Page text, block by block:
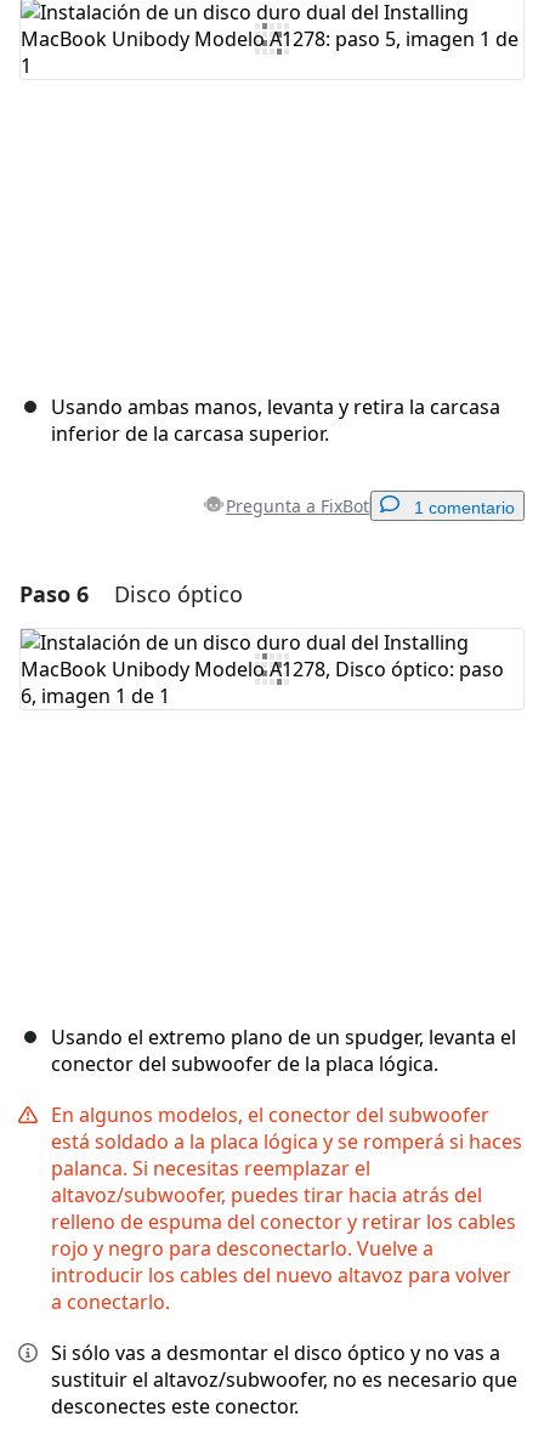
Agregar Comentario
Usando ambas manos, levanta y retira la carcasa
inferior de la carcasa superior.
Pregunta a FixBot 1 comentario
Agregar un comentario
Agregar Comentario
Paso 6 Disco óptico
Usando el extremo plano de un spudger, levanta el
conector del subwoofer de la placa lógica.
En algunos modelos, el conector del subwoofer
está soldado a la placa lógica y se romperá si haces
palanca. Si necesitas reemplazar el
altavoz/subwoofer, puedes tirar hacia atrás del
relleno de espuma del conector y retirar los cables
rojo y negro para desconectarlo. Vuelve a
introducir los cables del nuevo altavoz para volver
a conectarlo.
Si sólo vas a desmontar el disco óptico y no vas a
sustituir el altavoz/subwoofer, no es necesario que
desconectes este conector.